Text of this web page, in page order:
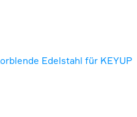
Edelstahl für KEYUP